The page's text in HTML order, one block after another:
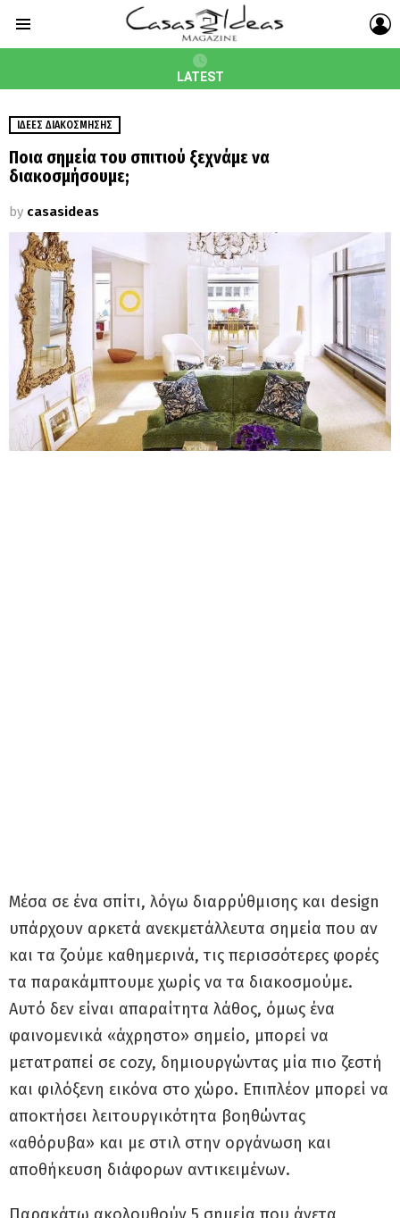
LATEST
ΙΔΈΕΣ ΔΙΑΚΌΣΜΗΣΗΣ
Ποια σημεία του σπιτιού ξεχνάμε να
διακοσμήσουμε;
by casasideas
Μέσα σε ένα σπίτι, λόγω διαρρύθμισης και design
υπάρχουν αρκετά ανεκμετάλλευτα σημεία που αν
και τα ζούμε καθημερινά, τις περισσότερες φορές
τα παρακάμπτουμε χωρίς να τα διακοσμούμε.
Αυτό δεν είναι απαραίτητα λάθος, όμως ένα
φαινομενικά «άχρηστο» σημείο, μπορεί να
μετατραπεί σε cozy, δημιουργώντας μία πιο ζεστή
και φιλόξενη εικόνα στο χώρο. Επιπλέον μπορεί να
αποκτήσει λειτουργικότητα βοηθώντας
«αθόρυβα» και με στιλ στην οργάνωση και
αποθήκευση διάφορων αντικειμένων.